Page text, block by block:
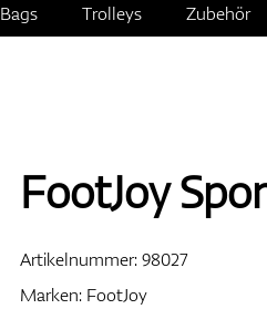
Bags Trolleys Zubehör
FootJoy
Artikelnummer:98027
Marken: FootJoy